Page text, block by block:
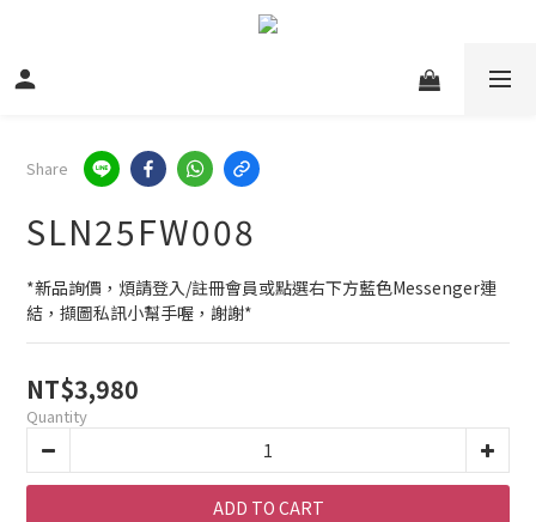
Share
SLN25FW008
*新品詢價，煩請登入/註冊會員或點選右下方藍色Messenger連
結，擷圖私訊小幫手喔，謝謝*
NT$3,980
Quantity
ADD TO CART